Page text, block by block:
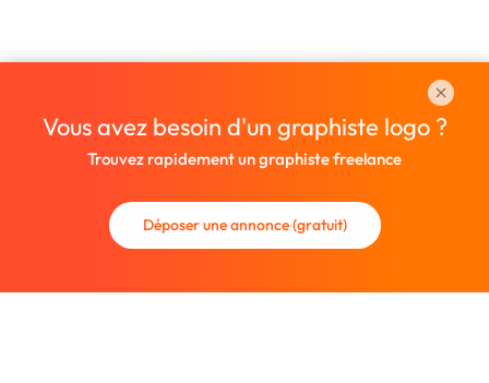
Vous avez besoin d'un graphiste logo ?
Trouvez rapidement un graphiste freelance
Déposer une annonce (gratuit)